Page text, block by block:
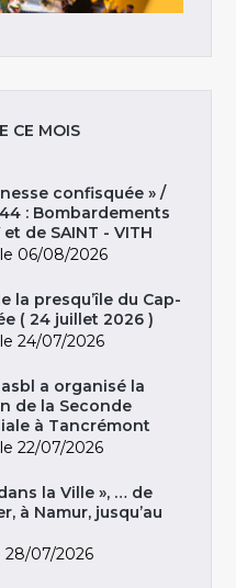
CE MOIS
confisquée » /
: Bombardements
et de SAINT - VITH
le 06/08/2026
la presqu’île du Cap-
( 24 juillet 2026 )
le 24/07/2026
asbl a organisé la
de la Seconde
à Tancrémont
le 22/07/2026
la Ville », … de
à Namur, jusqu’au
28/07/2026